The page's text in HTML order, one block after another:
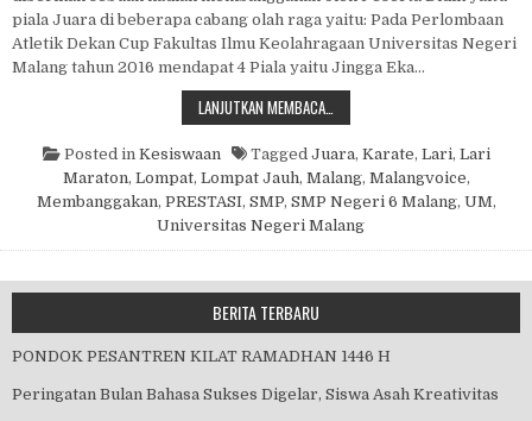
piala Juara di beberapa cabang olah raga yaitu: Pada Perlombaan
Atletik Dekan Cup Fakultas Ilmu Keolahragaan Universitas Negeri
Malang tahun 2016 mendapat 4 Piala yaitu Jingga Eka…
LANJUTKAN MEMBACA…
Posted in Kesiswaan Tagged Juara, Karate, Lari, Lari
Maraton, Lompat, Lompat Jauh, Malang, Malangvoice,
Membanggakan, PRESTASI, SMP, SMP Negeri 6 Malang, UM,
Universitas Negeri Malang
BERITA TERBARU
PONDOK PESANTREN KILAT RAMADHAN 1446 H
Peringatan Bulan Bahasa Sukses Digelar, Siswa Asah Kreativitas